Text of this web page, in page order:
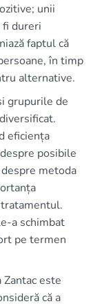
unii
fi dureri
faptul că
în timp
alternative.
grupurile de
eficiența
posibile
metoda
a schimbat
pe termen
este
că a